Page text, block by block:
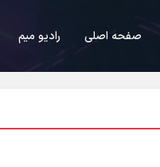
صفحه اصلی رادیو میم